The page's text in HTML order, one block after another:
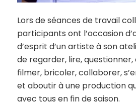
Lors de séances de travail
participants ont l’occasion
d’esprit d’un artiste à son
de regarder, lire, questionner,
filmer, bricoler, collaborer,
et aboutir à une production
avec tous en fin de saison.